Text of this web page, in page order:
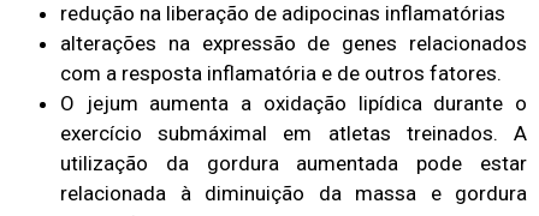
redução na liberação de adipocinas inflamatórias
alterações na expressão de genes relacionados
com a resposta inflamatória e de outros fatores.
O jejum aumenta a oxidação lipídica durante o
exercício submáximal em atletas treinados. A
utilização da gordura aumentada pode estar
relacionada à diminuição da massa e gordura